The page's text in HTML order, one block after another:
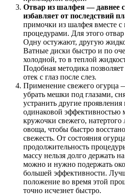
Отвар из шалфея — давнее
избавляет от последствий
примочки из шалфея вместе с
процедурами. Для этого
Одну остужают, другую
Ватные диски быстро и по
холодной, то в теплой
Подобная методика
отек с глаз после слез.
Применение свежего огурца
убрать мешки под глазами,
устранить другие
одинаковой эффективностью
кружочки свежего,
овоща, чтобы быстро
свежесть. От состояния
продолжительность
массу нельзя долго держать
можно и нужно подержать
большей эффективности.
положение во время этой
точно исчезнет быстро.